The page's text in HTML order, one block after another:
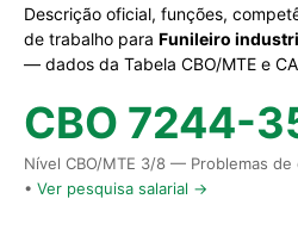
Descrição oficial, funções,
de trabalho para Funileiro
— dados da Tabela CBO/MTE e
CBO 7244-
Nível CBO/MTE 3/8 — Problemas
• Ver pesquisa salarial →